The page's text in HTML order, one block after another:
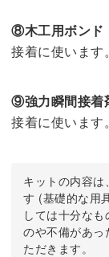
⑧木工用ボンド
接着に使います。
⑨強力瞬間接
接着に使います。
キットの内容は
す (基礎的な用
しては十分な
のや不備があ
ただきます。